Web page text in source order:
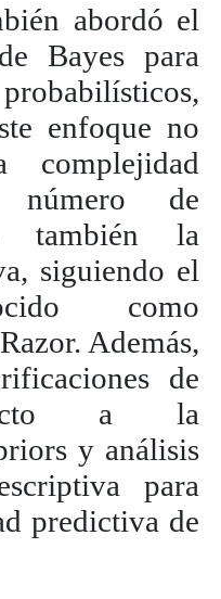
abordó el
Bayes para
enfoque no
de
también la
siguiendo el
como
Además,
de
a la
y análisis
para
predictiva de